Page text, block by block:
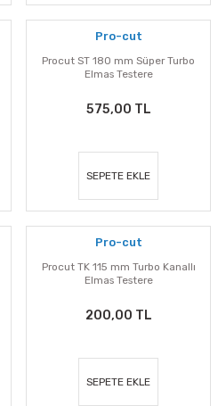
Pro-cut
Procut ST 180 mm Süper Turbo
Elmas Testere
575,00 TL
SEPETE EKLE
Pro-cut
Procut TK 115 mm Turbo Kanallı
Elmas Testere
200,00 TL
SEPETE EKLE